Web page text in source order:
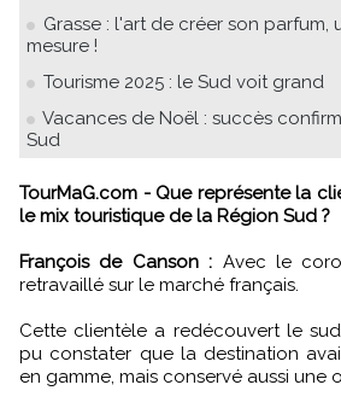
Grasse : l'art de créer son parfum,
mesure !
Tourisme 2025 : le Sud voit grand
Vacances de Noël : succès
Sud
TourMaG.com - Que représente la clientèle française dans
le mix touristique de la Région Sud ?
François de Canson : Avec le
retravaillé sur le marché français.
Cette clientèle a redécouvert le
pu constater que la destination
en gamme, mais conservé aussi une